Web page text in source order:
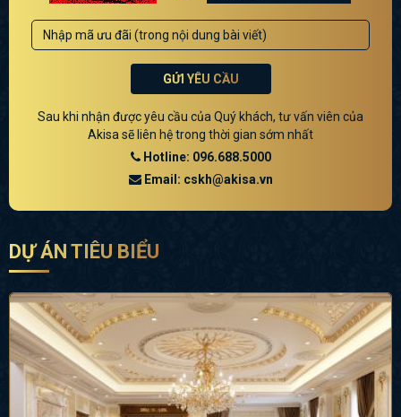
GỬI YÊU CẦU
Sau khi nhận được yêu cầu của Quý khách, tư vấn viên của
Akisa sẽ liên hệ trong thời gian sớm nhất
Hotline: 096.688.5000
Email: cskh@akisa.vn
DỰ ÁN TIÊU BIỂU